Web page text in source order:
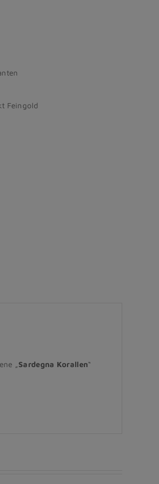
Feingold
„ Sardegna Korallen“